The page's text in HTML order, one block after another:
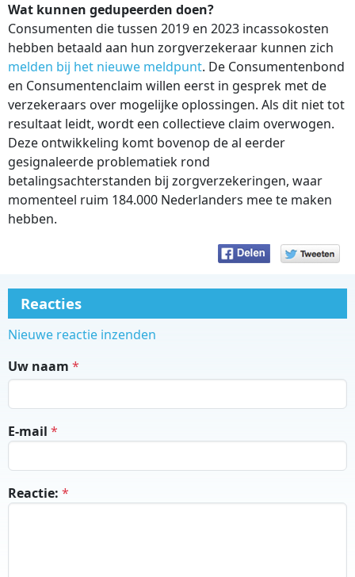
Wat kunnen gedupeerden doen?
Consumenten die tussen 2019 en 2023 incassokosten
hebben betaald aan hun zorgverzekeraar kunnen zich
melden bij het nieuwe meldpunt. De Consumentenbond
en Consumentenclaim willen eerst in gesprek met de
verzekeraars over mogelijke oplossingen. Als dit niet tot
resultaat leidt, wordt een collectieve claim overwogen.
Deze ontwikkeling komt bovenop de al eerder
gesignaleerde problematiek rond
betalingsachterstanden bij zorgverzekeringen, waar
momenteel ruim 184.000 Nederlanders mee te maken
hebben.
Reacties
Nieuwe reactie inzenden
Uw naam
E-mail
Reactie: